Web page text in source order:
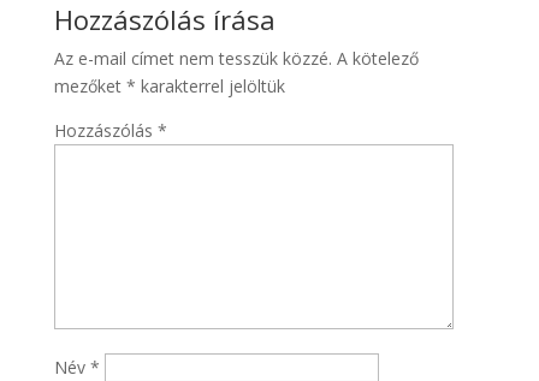
Hozzászólás írása
Az e-mail címet nem tesszük közzé. A kötelező
mezőket * karakterrel jelöltük
Hozzászólás *
Név *